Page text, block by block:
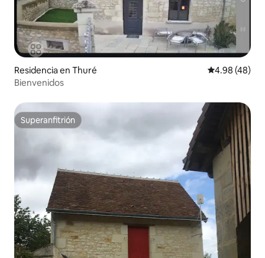
Residencia en Thuré Calificación
4.98 (48)
Bienvenidos
Superanfitrión
Superanfitrión